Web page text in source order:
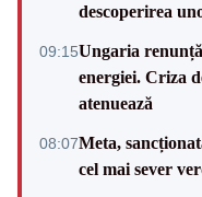
descoperirea
09:15Ungaria
energiei. Criza
atenuează
08:07Meta,
cel mai sever